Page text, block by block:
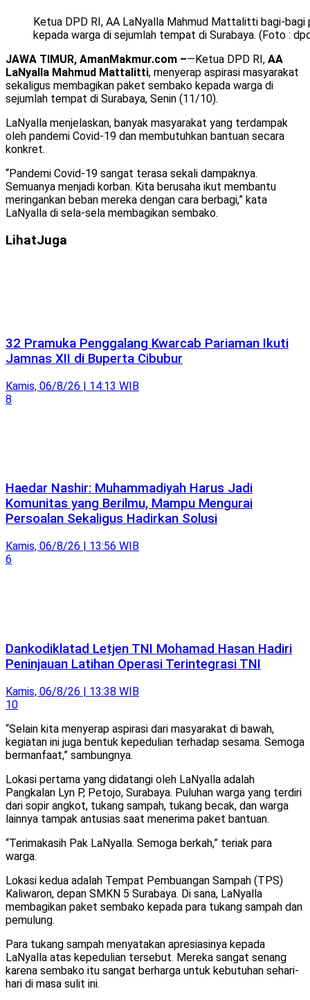
Ketua DPD RI, AA LaNyalla Mahmud Mattalitti bagi-
kepada warga di sejumlah tempat di Surabaya. (Foto :
JAWA TIMUR, AmanMakmur.com –—Ketua DPD RI, AA
LaNyalla Mahmud Mattalitti, menyerap aspirasi masyarakat
sekaligus membagikan paket sembako kepada warga di
sejumlah tempat di Surabaya, Senin (11/10).
LaNyalla menjelaskan, banyak masyarakat yang terdampak
oleh pandemi Covid-19 dan membutuhkan bantuan secara
konkret.
“Pandemi Covid-19 sangat terasa sekali dampaknya.
Semuanya menjadi korban. Kita berusaha ikut membantu
meringankan beban mereka dengan cara berbagi,” kata
LaNyalla di sela-sela membagikan sembako.
LihatJuga
32 Pramuka Penggalang Kwarcab Pariaman Ikuti
Jamnas XII di Buperta Cibubur
Kamis, 06/8/26 | 14:13 WIB
8
Haedar Nashir: Muhammadiyah Harus Jadi
Komunitas yang Berilmu, Mampu Mengurai
Persoalan Sekaligus Hadirkan Solusi
Kamis, 06/8/26 | 13:56 WIB
6
Dankodiklatad Letjen TNI Mohamad Hasan Hadiri
Peninjauan Latihan Operasi Terintegrasi TNI
Kamis, 06/8/26 | 13:38 WIB
10
“Selain kita menyerap aspirasi dari masyarakat di bawah,
kegiatan ini juga bentuk kepedulian terhadap sesama. Semoga
bermanfaat,” sambungnya.
Lokasi pertama yang didatangi oleh LaNyalla adalah
Pangkalan Lyn P, Petojo, Surabaya. Puluhan warga yang terdiri
dari sopir angkot, tukang sampah, tukang becak, dan warga
lainnya tampak antusias saat menerima paket bantuan.
“Terimakasih Pak LaNyalla. Semoga berkah,” teriak para
warga.
Lokasi kedua adalah Tempat Pembuangan Sampah (TPS)
Kaliwaron, depan SMKN 5 Surabaya. Di sana, LaNyalla
membagikan paket sembako kepada para tukang sampah dan
pemulung.
Para tukang sampah menyatakan apresiasinya kepada
LaNyalla atas kepedulian tersebut. Mereka sangat senang
karena sembako itu sangat berharga untuk kebutuhan sehari-
hari di masa sulit ini.